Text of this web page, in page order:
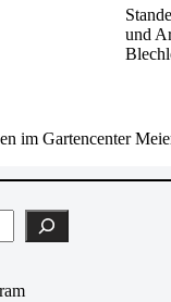
und
im Gartencenter